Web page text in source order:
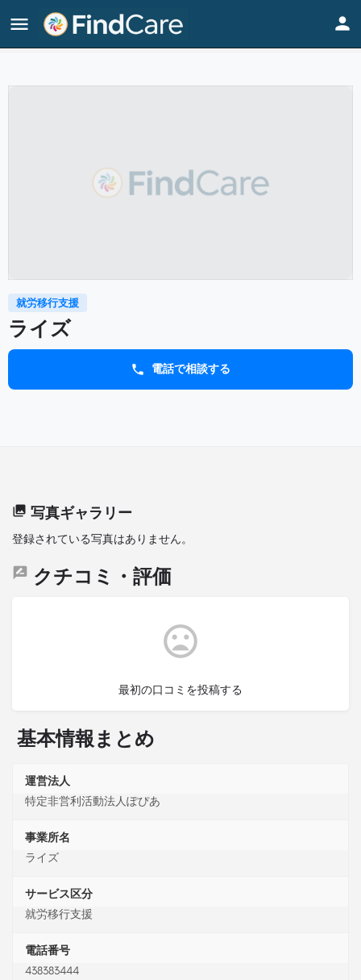
Home Listings ライズ
就労移行支援
ライズ
電話で相談する
写真ギャラリー
登録されている写真はありません。
クチコミ・評価
最初の口コミを投稿する
基本情報まとめ
運営法人
特定非営利活動法人ぽぴあ
事業所名
ライズ
サービス区分
就労移行支援
電話番号
438383444